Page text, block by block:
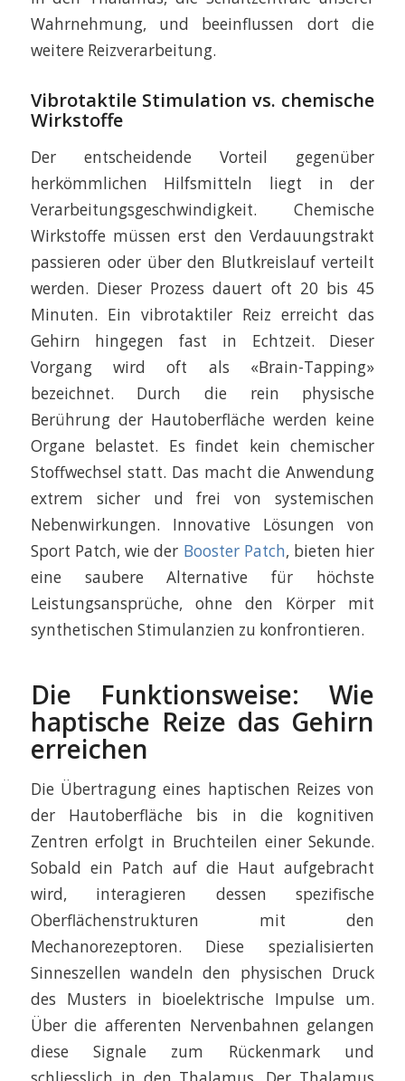
Wahrnehmung, und beeinflussen dort die
weitere Reizverarbeitung.
Vibrotaktile Stimulation vs. chemische
Wirkstoffe
Der entscheidende Vorteil gegenüber
herkömmlichen Hilfsmitteln liegt in der
Verarbeitungsgeschwindigkeit. Chemische
Wirkstoffe müssen erst den Verdauungstrakt
passieren oder über den Blutkreislauf verteilt
werden. Dieser Prozess dauert oft 20 bis 45
Minuten. Ein vibrotaktiler Reiz erreicht das
Gehirn hingegen fast in Echtzeit. Dieser
Vorgang wird oft als «Brain-Tapping»
bezeichnet. Durch die rein physische
Berührung der Hautoberfläche werden keine
Organe belastet. Es findet kein chemischer
Stoffwechsel statt. Das macht die Anwendung
extrem sicher und frei von systemischen
Nebenwirkungen. Innovative Lösungen von
Sport Patch, wie der Booster Patch, bieten hier
eine saubere Alternative für höchste
Leistungsansprüche, ohne den Körper mit
synthetischen Stimulanzien zu konfrontieren.
Die Funktionsweise: Wie
haptische Reize das Gehirn
erreichen
Die Übertragung eines haptischen Reizes von
der Hautoberfläche bis in die kognitiven
Zentren erfolgt in Bruchteilen einer Sekunde.
Sobald ein Patch auf die Haut aufgebracht
wird, interagieren dessen spezifische
Oberflächenstrukturen mit den
Mechanorezeptoren. Diese spezialisierten
Sinneszellen wandeln den physischen Druck
des Musters in bioelektrische Impulse um.
Über die afferenten Nervenbahnen gelangen
diese Signale zum Rückenmark und